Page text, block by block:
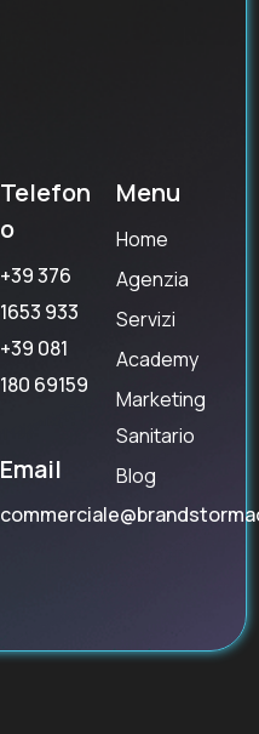
Telefon
o
+39 376
1653 933
+39 081
180 69159
Email
Menu
Home
Agenzia
Servizi
Academy
Marketing
Sanitario
Blog